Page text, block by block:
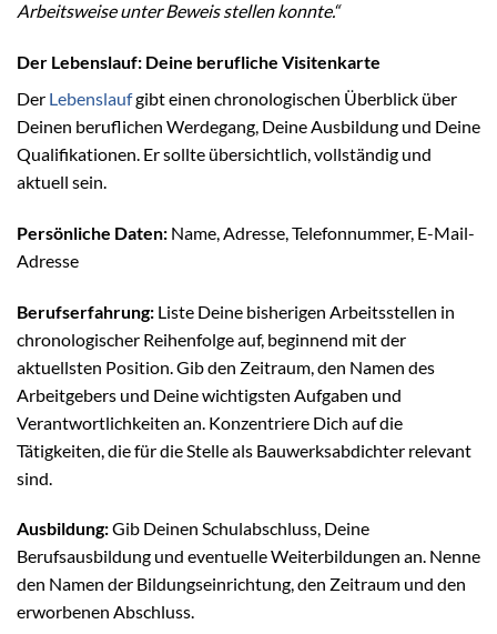
Arbeitsweise unter Beweis stellen konnte.“
Der Lebenslauf: Deine berufliche Visitenkarte
Der Lebenslaufgibt einen chronologischen Überblick über
Deinen beruflichen Werdegang, Deine Ausbildung und Deine
Qualifikationen. Er sollte übersichtlich, vollständig und
aktuell sein.
Persönliche Daten: Name, Adresse, Telefonnummer, E-Mail-
Adresse
Berufserfahrung: Liste Deine bisherigen Arbeitsstellen in
chronologischer Reihenfolge auf, beginnend mit der
aktuellsten Position. Gib den Zeitraum, den Namen des
Arbeitgebers und Deine wichtigsten Aufgaben und
Verantwortlichkeiten an. Konzentriere Dich auf die
Tätigkeiten, die für die Stelle als Bauwerksabdichter relevant
sind.
Ausbildung:Gib Deinen Schulabschluss, Deine
Berufsausbildung und eventuelle Weiterbildungen an. Nenne
den Namen der Bildungseinrichtung, den Zeitraum und den
erworbenen Abschluss.